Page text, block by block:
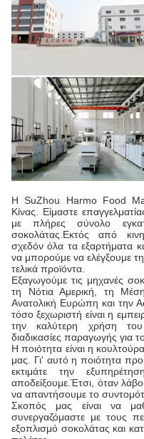
Η SuZhou Harmo Food
Κίνας. Είμαστε
με πλήρες σύνολο
σοκολάτας.Εκτός από
σχεδόν όλα τα εξαρτήματα
να μπορούμε να ελέγξουμε
τελικά προϊόντα.
Εξαγωγούμε τις μηχανές
τη Νότια Αμερική, τη
Ανατολική Ευρώπη και την
τόσο ξεχωριστή είναι η
την καλύτερη χρήση του
διαδικασίες παραγωγής για
Η ποιότητα είναι η
μας. Γι' αυτό η ποιότητα
εκτιμάτε την
αποδείξουμε.Έτσι, όταν
να απαντήσουμε το
Σκοπός μας είναι να
συνεργαζόμαστε με τους
εξοπλισμό σοκολάτας και